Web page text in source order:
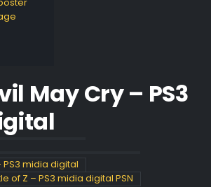
May Cry – PS3
PS3 midia digital
of Z – PS3 midia digital PSN